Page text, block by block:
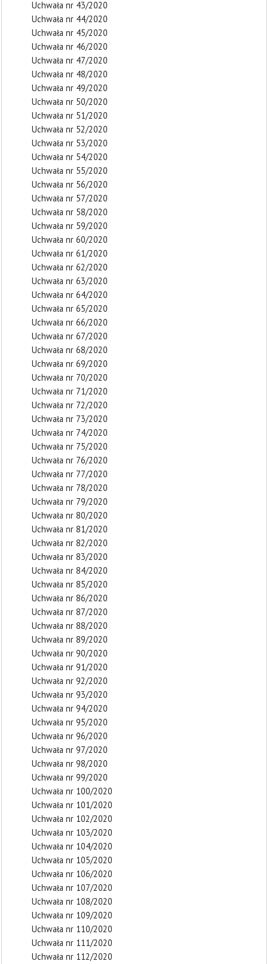
Uchwała nr 43/2020
Uchwała nr 44/2020
Uchwała nr 45/2020
Uchwała nr 46/2020
Uchwała nr 47/2020
Uchwała nr 48/2020
Uchwała nr 49/2020
Uchwała nr 50/2020
Uchwała nr 51/2020
Uchwała nr 52/2020
Uchwała nr 53/2020
Uchwała nr 54/2020
Uchwała nr 55/2020
Uchwała nr 56/2020
Uchwała nr 57/2020
Uchwała nr 58/2020
Uchwała nr 59/2020
Uchwała nr 60/2020
Uchwała nr 61/2020
Uchwała nr 62/2020
Uchwała nr 63/2020
Uchwała nr 64/2020
Uchwała nr 65/2020
Uchwała nr 66/2020
Uchwała nr 67/2020
Uchwała nr 68/2020
Uchwała nr 69/2020
Uchwała nr 70/2020
Uchwała nr 71/2020
Uchwała nr 72/2020
Uchwała nr 73/2020
Uchwała nr 74/2020
Uchwała nr 75/2020
Uchwała nr 76/2020
Uchwała nr 77/2020
Uchwała nr 78/2020
Uchwała nr 79/2020
Uchwała nr 80/2020
Uchwała nr 81/2020
Uchwała nr 82/2020
Uchwała nr 83/2020
Uchwała nr 84/2020
Uchwała nr 85/2020
Uchwała nr 86/2020
Uchwała nr 87/2020
Uchwała nr 88/2020
Uchwała nr 89/2020
Uchwała nr 90/2020
Uchwała nr 91/2020
Uchwała nr 92/2020
Uchwała nr 93/2020
Uchwała nr 94/2020
Uchwała nr 95/2020
Uchwała nr 96/2020
Uchwała nr 97/2020
Uchwała nr 98/2020
Uchwała nr 99/2020
Uchwała nr 100/2020
Uchwała nr 101/2020
Uchwała nr 102/2020
Uchwała nr 103/2020
Uchwała nr 104/2020
Uchwała nr 105/2020
Uchwała nr 106/2020
Uchwała nr 107/2020
Uchwała nr 108/2020
Uchwała nr 109/2020
Uchwała nr 110/2020
Uchwała nr 111/2020
Uchwała nr 112/2020